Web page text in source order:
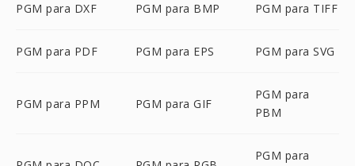
PGM para DXF PGM para BMP PGM para TIFF
PGM para PDF PGM para EPS PGM para SVG
PGM para PPM PGM para GIF
PGM para
PBM
PGM para